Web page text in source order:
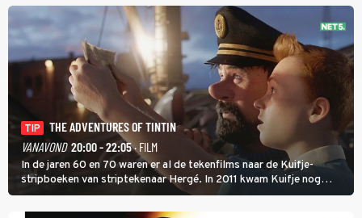
TIP
THE ADVENTURES OF TINTIN
VANAVOND 20:00 - 22:05· FILM
In de jaren 60 en 70 waren er al de tekenfilms naar de Kuifje-
stripboeken van striptekenaar Hergé. In 2011 kwam Kuifje nog
meer tot leven in The Adventures of Tintin van Steven Spielberg.